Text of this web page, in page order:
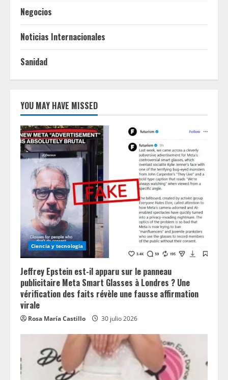
Negocios
Noticias Internacionales
Sanidad
YOU MAY HAVE MISSED
Ciencia y tecnologia
Jeffrey Epstein est-il apparu sur le panneau
publicitaire Meta Smart Glasses à Londres ? Une
vérification des faits révèle une fausse affirmation
virale
Rosa María Castillo 30 julio 2026